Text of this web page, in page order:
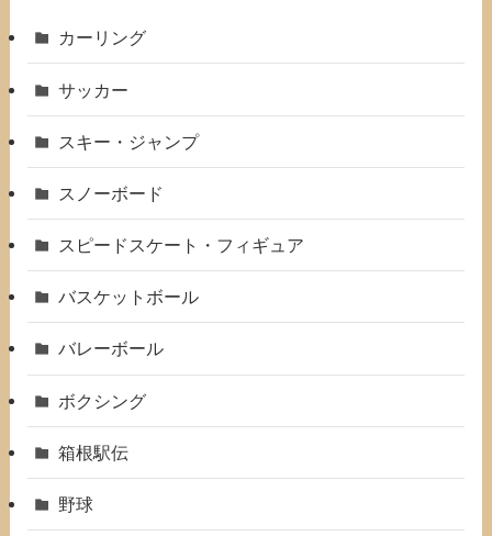
カーリング
サッカー
スキー・ジャンプ
スノーボード
スピードスケート・フィギュア
バスケットボール
バレーボール
ボクシング
箱根駅伝
野球